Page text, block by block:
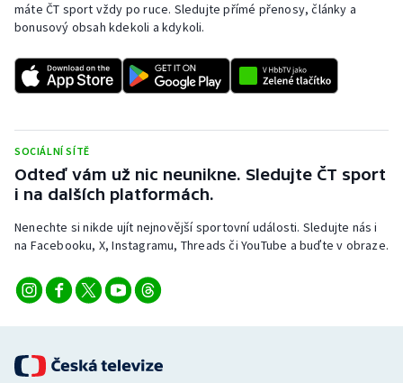
Short track
Sportovní střelba
Triatlon
Veslování
Vodní slalom
Volejbal
Ostatní
máte ČT sport vždy po ruce. Sledujte přímé přenosy, články a
bonusový obsah kdekoli a kdykoli.
SOCIÁLNÍ SÍTĚ
Odteď vám už nic neunikne. Sledujte ČT sport
i na dalších platformách.
Nenechte si nikde ujít nejnovější sportovní události. Sledujte nás i
na Facebooku, X, Instagramu, Threads či YouTube a buďte v obraze.